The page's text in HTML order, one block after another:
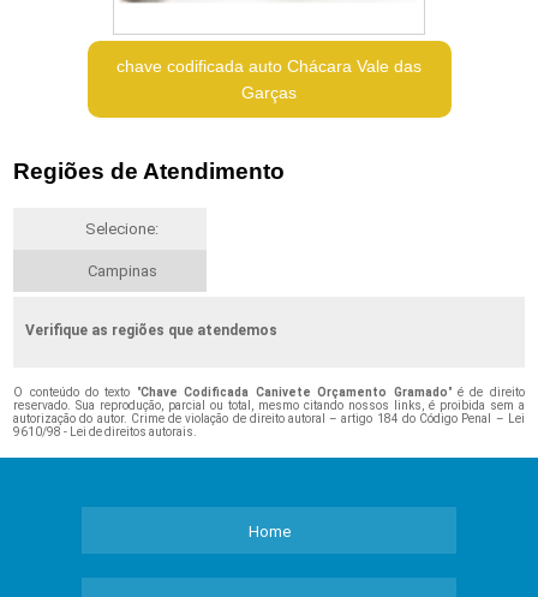
chave codificada auto Chácara Vale das
Garças
Regiões de Atendimento
Selecione:
Campinas
Verifique as regiões que atendemos
O conteúdo do texto "Chave Codificada Canivete Orçamento Gramado" é de direito
reservado. Sua reprodução, parcial ou total, mesmo citando nossos links, é proibida sem a
autorização do autor. Crime de violação de direito autoral – artigo 184 do Código Penal –
Lei
9610/98 - Lei de direitos autorais
Home